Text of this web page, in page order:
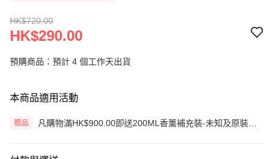
HK$720.00
HK$290.00
預購商品：預計 4 個工作天出貨
本商品適用活動
贈品
凡購物滿HK$900.00即送200ML香薰補充裝-未知及原裝藤